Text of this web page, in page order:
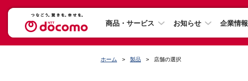
商品・サービス お知らせ 企業情報
ホーム 製品 店舗の選択